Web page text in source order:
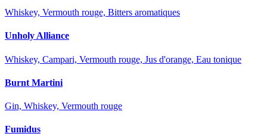
Whiskey, Vermouth rouge, Bitters aromatiques
Unholy Alliance
Whiskey, Campari, Vermouth rouge, Jus d'orange, Eau tonique
Burnt Martini
Gin, Whiskey, Vermouth rouge
Fumidus